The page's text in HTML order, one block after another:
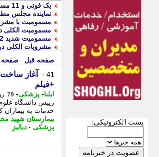
پست الکترونیکی:
یک فوتی و 11 مسموم بر اثر مصرف مشروبات الکلی در نیشابور
نماینده مجلس
مسمومیت با مشروبات
مسمومیت الکلی در
مسمومیت شدید 12 نفر با مشروبات الکلی در نیشابور
مشروبات الکلی در نیشابور یک
صفحه قبل
صفحه
41 -
+فیلم
ایلنا- پزشکی- 79 روز پیش - جمعه 1 خرداد 1405، 15:17
رییس دانشگاه
خدمات به
بیمارستان شهید
پزشکی - دیالیز